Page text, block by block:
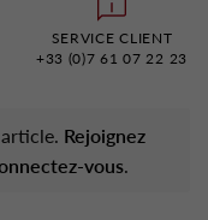
SERVICE CLIENT
+33 (0)7 61 07 22 23
Rejoignez
vous.